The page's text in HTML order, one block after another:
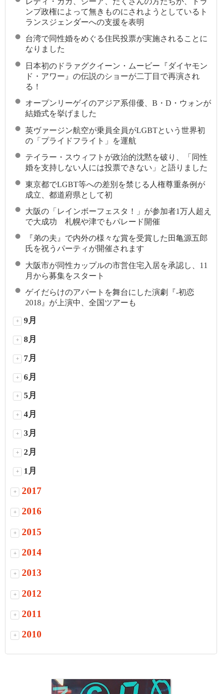
ンプ政権によって無きものにされようとしているト
ランスジェンダーへの支援を表明
台湾で同性婚をめぐる住民投票が実施されることに
なりました
日本初のドラァグクイーン・ムービー『ダイヤモン
ド・アワー』の伝説のショーが二丁目で再演され
る！
オープンリーゲイのアジア系俳優、B・D・ウォンが
結婚式を挙げました
英ヴァージン航空が乗員全員がLGBTという世界初
の「プライドフライト」を運航
テイラー・スウィフトが政治的沈黙を破り、「同性
婚を支持しない人には投票できない」と語りました
東京都でLGBT等への差別を禁じる人権尊重条例が
成立、都道府県として初
大阪の「レインボーフェスタ！」が参加者1万人超え
で大成功 札幌や津でもパレード開催
『弟の夫』で内外の様々な賞を受賞した田亀源五郎
氏を祝うパーティが開催されます
大阪市が同性カップルの市営住宅入居を承認し、11
月から募集をスタート
ゲイだらけのアパートを舞台にした演劇『-初恋
2018』が上演中、全国ツアーも
+ 9月
+ 8月
+ 7月
+ 6月
+ 5月
+ 4月
+ 3月
+ 2月
+ 1月
+ 2017
+ 2016
+ 2015
+ 2014
+ 2013
+ 2012
+ 2011
+ 2010